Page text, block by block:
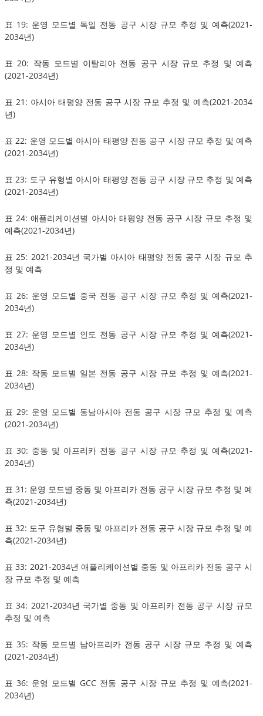
표 19: 운영 모드별 독일 전동 공구 시장 규모 추정 및 예측(2021-
2034년)
표 20: 작동 모드별 이탈리아 전동 공구 시장 규모 추정 및 예측
(2021-2034년)
표 21: 아시아 태평양 전동 공구 시장 규모 추정 및 예측(2021-2034
년)
표 22: 운영 모드별 아시아 태평양 전동 공구 시장 규모 추정 및 예측
(2021-2034년)
표 23: 도구 유형별 아시아 태평양 전동 공구 시장 규모 추정 및 예측
(2021-2034년)
표 24: 애플리케이션별 아시아 태평양 전동 공구 시장 규모 추정 및
예측(2021-2034년)
표 25: 2021-2034년 국가별 아시아 태평양 전동 공구 시장 규모 추
정 및 예측
표 26: 운영 모드별 중국 전동 공구 시장 규모 추정 및 예측(2021-
2034년)
표 27: 운영 모드별 인도 전동 공구 시장 규모 추정 및 예측(2021-
2034년)
표 28: 작동 모드별 일본 전동 공구 시장 규모 추정 및 예측(2021-
2034년)
표 29: 운영 모드별 동남아시아 전동 공구 시장 규모 추정 및 예측
(2021-2034년)
표 30: 중동 및 아프리카 전동 공구 시장 규모 추정 및 예측(2021-
2034년)
표 31: 운영 모드별 중동 및 아프리카 전동 공구 시장 규모 추정 및 예
측(2021-2034년)
표 32: 도구 유형별 중동 및 아프리카 전동 공구 시장 규모 추정 및 예
측(2021-2034년)
표 33: 2021-2034년 애플리케이션별 중동 및 아프리카 전동 공구 시
장 규모 추정 및 예측
표 34: 2021-2034년 국가별 중동 및 아프리카 전동 공구 시장 규모
추정 및 예측
표 35: 작동 모드별 남아프리카 전동 공구 시장 규모 추정 및 예측
(2021-2034년)
표 36: 운영 모드별 GCC 전동 공구 시장 규모 추정 및 예측(2021-
2034년)